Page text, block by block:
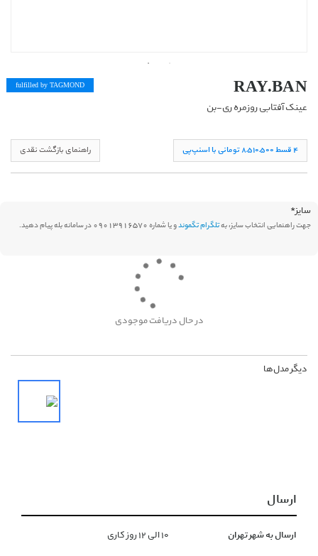
RAY.BAN
عینک آفتابی روزمره ری-بن
fulfilled by TAGMOND
راهنمای بازگشت نقدی ۴ قسط ۸,۵١۰,۵۰۰ تومانی با اسنپ‌پی
سایز*
جهت راهنمایی انتخاب سایز، بهتلگرام تگموندو یا شماره 09013916570 در سامانه بله پیام دهید.
در حال دریافت موجودی
دیگر مدل‌ها
ارسال
ارسال به شهر تهران ١۰ الی ١۲ روز کاری